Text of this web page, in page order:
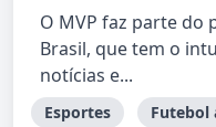
O MVP faz parte do
Brasil, que tem o
notícias e...
Esportes Futebol